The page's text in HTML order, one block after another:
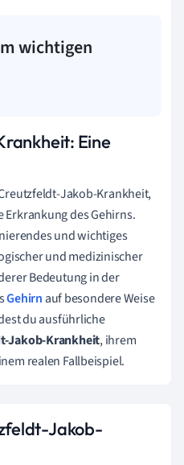
wichtigen
Eine
Jakob-Krankheit,
Erkrankung des Gehirns.
und wichtiges
und medizinischer
Bedeutung in der
Gehirn auf besondere Weise
du ausführliche
Jakob-Krankheit, ihrem
realen Fallbeispiel.
Jakob-